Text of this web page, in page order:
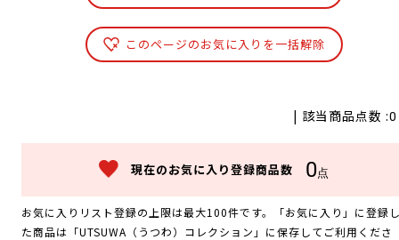
このページのお気に入りを一括解除
| 該当商品点数 :0
現在のお気に入り登録商品数 0点
お気に入りリスト登録の上限は最大100件です。「お気に入り」に登録
た商品は「UTSUWA（うつわ）コレクション」に保存してご利用くださ